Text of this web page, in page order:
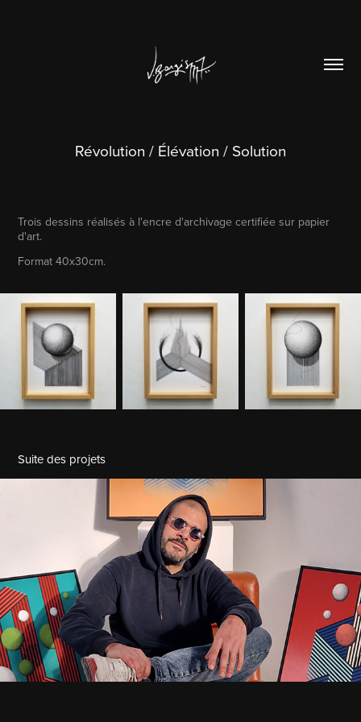
Révolution / Élévation / Solution
Trois dessins réalisés à l'encre d'archivage certifiée sur papier
d'art.
Format 40x30cm.
Suite des projets
S.O.S* / Brume
2025